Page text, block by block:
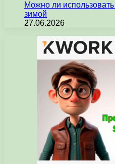
Можно ли
зимой
27.06.2026